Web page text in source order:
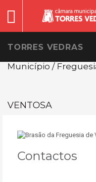
TORRES VEDRAS
Município /
VENTOSA
Contactos